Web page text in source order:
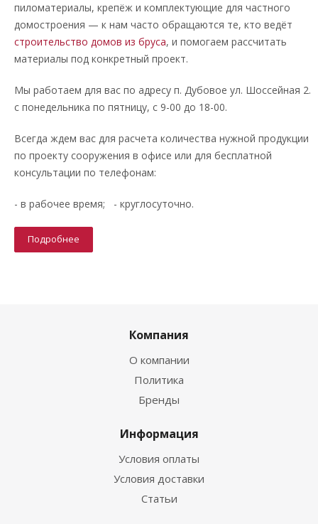
пиломатериалы, крепёж и комплектующие для частного
домостроения — к нам часто обращаются те, кто ведёт
строительство домов из бруса, и помогаем рассчитать
материалы под конкретный проект.
Мы работаем для вас по адресу п. Дубовое ул. Шоссейная 2.
с понедельника по пятницу, с 9-00 до 18-00.
Всегда ждем вас для расчета количества нужной продукции
по проекту сооружения в офисе или для бесплатной
консультации по телефонам:
- в рабочее время; - круглосуточно.
Подробнее
Компания
О компании
Политика
Бренды
Информация
Условия оплаты
Условия доставки
Статьи